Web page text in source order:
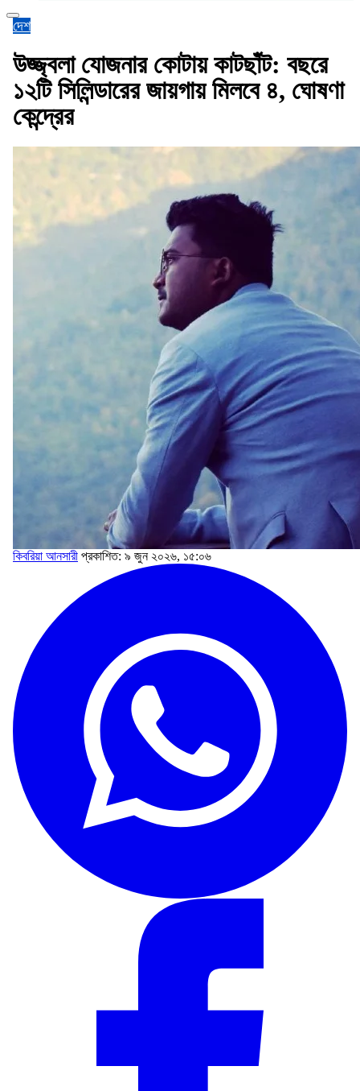
দেশ
উজ্জ্বলা যোজনার কোটায় কাটছাঁট: বছরে
১২টি সিলিন্ডারের জায়গায় মিলবে ৪, ঘোষণা
কেন্দ্রের
কিবরিয়া আনসারী প্রকাশিত: ৯ জুন ২০২৬, ১৫:০৬